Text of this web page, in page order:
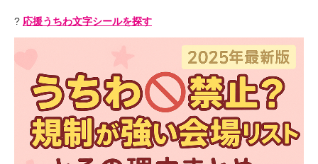
? 応援うちわ文字シールを探す